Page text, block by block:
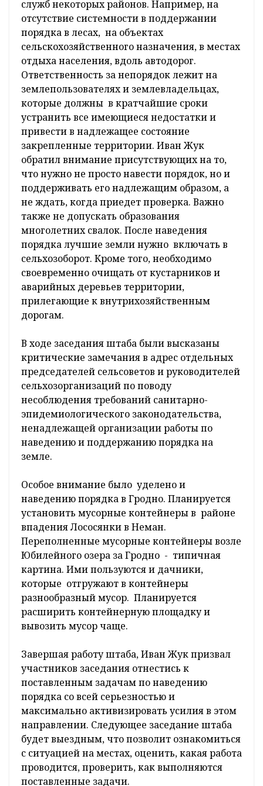
служб некоторых районов. Например, на
отсутствие системности в поддержании
порядка в лесах, на объектах
сельскохозяйственного назначения, в местах
отдыха населения, вдоль автодорог.
Ответственность за непорядок лежит на
землепользователях и землевладельцах,
которые должны в кратчайшие сроки
устранить все имеющиеся недостатки и
привести в надлежащее состояние
закрепленные территории. Иван Жук
обратил внимание присутствующих на то,
что нужно не просто навести порядок, но и
поддерживать его надлежащим образом, а
не ждать, когда приедет проверка. Важно
также не допускать образования
многолетних свалок. После наведения
порядка лучшие земли нужно включать в
сельхозоборот. Кроме того, необходимо
своевременно очищать от кустарников и
аварийных деревьев территории,
прилегающие к внутрихозяйственным
дорогам.
В ходе заседания штаба были высказаны
критические замечания в адрес отдельных
председателей сельсоветов и руководителей
сельхозорганизаций по поводу
несоблюдения требований санитарно-
эпидемиологического законодательства,
ненадлежащей организации работы по
наведению и поддержанию порядка на
земле.
Особое внимание было уделено и
наведению порядка в Гродно. Планируется
установить мусорные контейнеры в районе
впадения Лососянки в Неман.
Переполненные мусорные контейнеры возле
Юбилейного озера за Гродно - типичная
картина. Ими пользуются и дачники,
которые отгружают в контейнеры
разнообразный мусор. Планируется
расширить контейнерную площадку и
вывозить мусор чаще.
Завершая работу штаба, Иван Жук призвал
участников заседания отнестись к
поставленным задачам по наведению
порядка со всей серьезностью и
максимально активизировать усилия в этом
направлении. Следующее заседание штаба
будет выездным, что позволит ознакомиться
с ситуацией на местах, оценить, какая работа
проводится, проверить, как выполняются
поставленные задачи.